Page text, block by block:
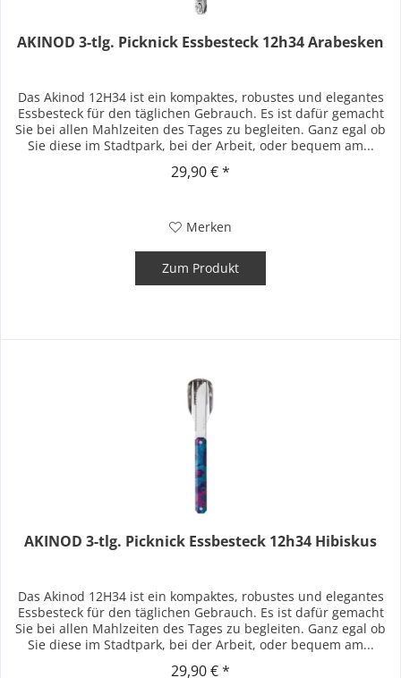
AKINOD 3-tlg. Picknick Essbesteck 12h34 Arabesken
Das Akinod 12H34 ist ein kompaktes, robustes und elegantes
Essbesteck für den täglichen Gebrauch. Es ist dafür gemacht
Sie bei allen Mahlzeiten des Tages zu begleiten. Ganz egal ob
Sie diese im Stadtpark, bei der Arbeit, oder bequem am...
29,90 € *
Merken
Zum Produkt
AKINOD 3-tlg. Picknick Essbesteck 12h34 Hibiskus
Das Akinod 12H34 ist ein kompaktes, robustes und elegantes
Essbesteck für den täglichen Gebrauch. Es ist dafür gemacht
Sie bei allen Mahlzeiten des Tages zu begleiten. Ganz egal ob
Sie diese im Stadtpark, bei der Arbeit, oder bequem am...
29,90 € *